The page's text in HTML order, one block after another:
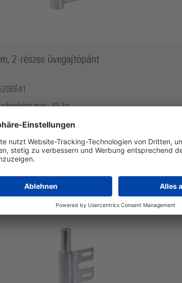
2-részes üvegajtópánt
max.: 45 kg
2 részes